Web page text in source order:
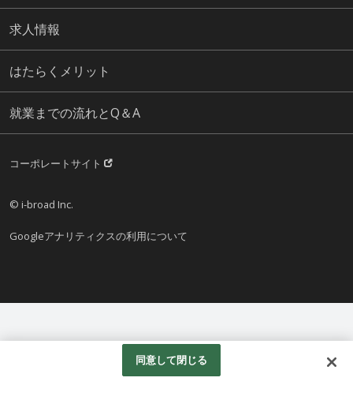
求人情報
はたらくメリット
就業までの流れとQ＆A
コーポレートサイト
© i-broad Inc.
Googleアナリティクスの利用について
同意して閉じる